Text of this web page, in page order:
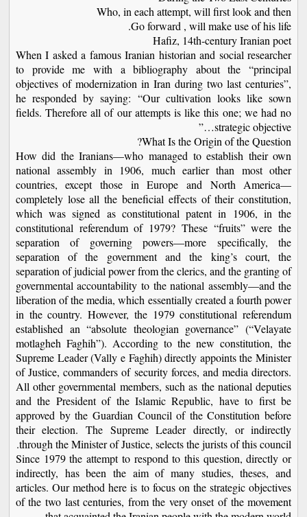
Who, in each attempt, will first look and then
Go forward , will make use of his life.
Hafiz, 14th-century Iranian poet
When I asked a famous Iranian historian and social researcher
to provide me with a bibliography about the “principal
objectives of modernization in Iran during two last centuries”,
he responded by saying: “Our cultivation looks like sown
fields. Therefore all of our attempts is like this one; we had no
strategic objective…”
What Is the Origin of the Question?
How did the Iranians—who managed to establish their own
national assembly in 1906, much earlier than most other
countries, except those in Europe and North America—
completely lose all the beneficial effects of their constitution,
which was signed as constitutional patent in 1906, in the
constitutional referendum of 1979? These “fruits” were the
separation of governing powers—more specifically, the
separation of the government and the king’s court, the
separation of judicial power from the clerics, and the granting of
governmental accountability to the national assembly—and the
liberation of the media, which essentially created a fourth power
in the country. However, the 1979 constitutional referendum
established an “absolute theologian governance” (“Velayate
motlagheh Faghih”). According to the new constitution, the
Supreme Leader (Vally e Faghih) directly appoints the Minister
of Justice, commanders of security forces, and media directors.
All other governmental members, such as the national deputies
and the President of the Islamic Republic, have to first be
approved by the Guardian Council of the Constitution before
their election. The Supreme Leader directly, or indirectly
through the Minister of Justice, selects the jurists of this council.
Since 1979 the attempt to respond to this question, directly or
indirectly, has been the aim of many studies, theses, and
articles. Our method here is to focus on the strategic objectives
of the two last centuries, from the very onset of the movement